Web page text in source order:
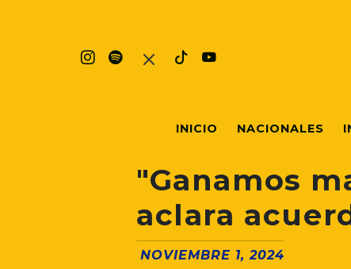
INICIO NACIONALES
"Ganamos
aclara
NOVIEMBRE 1, 2024